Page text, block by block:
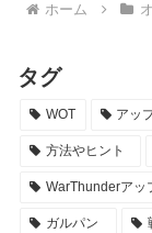
ホーム
タグ
WOT アッ
方法やヒント
WarThunderアッ
ガルパン